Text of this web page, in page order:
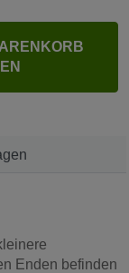
Enden befinden